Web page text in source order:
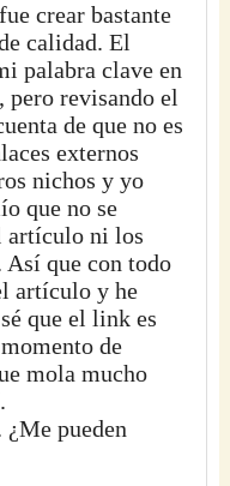
crear bastante
calidad. El
palabra clave en
pero revisando el
de que no es
externos
nichos y yo
que no se
artículo ni los
Así que con todo
artículo y he
que el link es
de
mola mucho
pueden